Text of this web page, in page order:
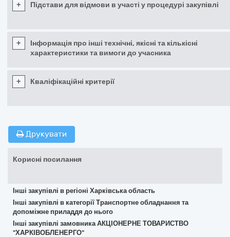
+ Підстави для відмови в участі у процедурі закупівлі
+
Інформація про інші технічні, якісні та кількісні
характеристики та вимоги до учасника
+ Кваліфікаційні критерії
Друкувати
Корисні посилання
Інші закупівлі в регіоні Харківська область
Інші закупівлі в категорії Транспортне обладнання та
допоміжне приладдя до нього
Інші закупівлі замовника АКЦІОНЕРНЕ ТОВАРИСТВО
"ХАРКІВОБЛЕНЕРГО"